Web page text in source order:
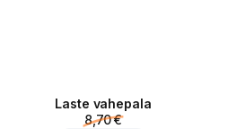
Laste vahepala
8,70 €